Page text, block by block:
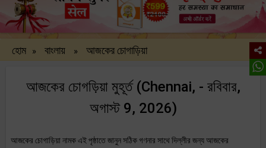
হোম » বাংলায় » আজকের চোগাড়িয়া
আজকের চোগড়িয়া মুহূর্ত (Chennai, - রবিবার,
অগাস্ট 9, 2026)
আজকের চোগাড়িয়া নামক এই পৃষ্ঠাতে জানুন সঠিক গণনার সাথে দিল্লীর জন্য আজকের